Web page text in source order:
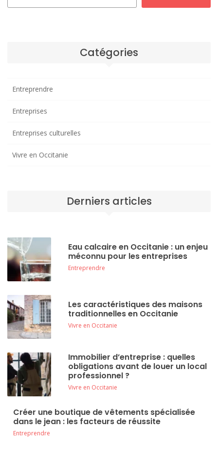
Catégories
Entreprendre
Entreprises
Entreprises culturelles
Vivre en Occitanie
Derniers articles
Eau calcaire en Occitanie : un enjeu
méconnu pour les entreprises
Entreprendre
Les caractéristiques des maisons
traditionnelles en Occitanie
Vivre en Occitanie
Immobilier d’entreprise : quelles
obligations avant de louer un local
professionnel ?
Vivre en Occitanie
Créer une boutique de vêtements spécialisée
dans le jean : les facteurs de réussite
Entreprendre